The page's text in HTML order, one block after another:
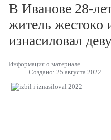
В Иванове 28-
житель жестоко
изнасиловал
Информация о материале
Создано: 25 августа 2022